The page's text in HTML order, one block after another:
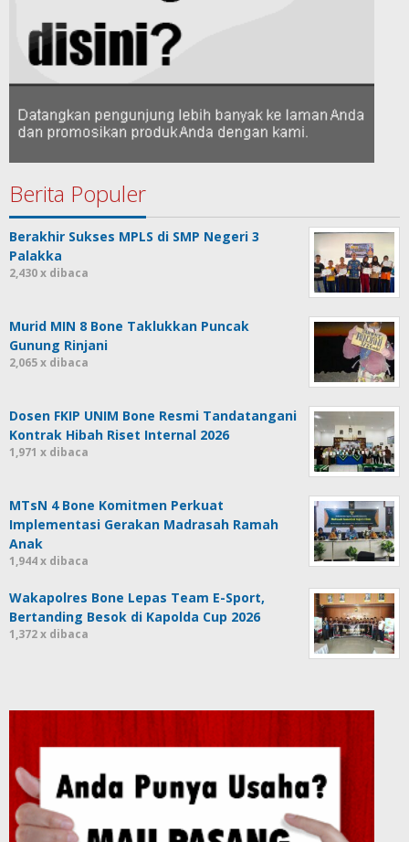
Berita Populer
Berakhir Sukses MPLS di SMP Negeri 3
Palakka
2,430 x dibaca
Murid MIN 8 Bone Taklukkan Puncak
Gunung Rinjani
2,065 x dibaca
Dosen FKIP UNIM Bone Resmi Tandatangani
Kontrak Hibah Riset Internal 2026
1,971 x dibaca
MTsN 4 Bone Komitmen Perkuat
Implementasi Gerakan Madrasah Ramah
Anak
1,944 x dibaca
Wakapolres Bone Lepas Team E-Sport,
Bertanding Besok di Kapolda Cup 2026
1,372 x dibaca